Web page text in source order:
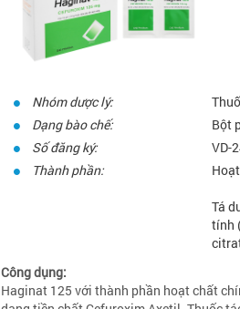
Nhóm dược lý:
Dạng bào chế:
Bột
Số đăng ký:
VD-
Thành phần:
Tá
tính
Công dụng:
Haginat 125 với thành phần hoạt chất